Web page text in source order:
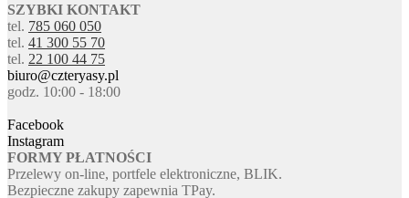
SZYBKI KONTAKT
tel. 785 060 050
tel. 41 300 55 70
tel. 22 100 44 75
biuro@czteryasy.pl
godz. 10:00 - 18:00
Facebook
Instagram
FORMY PŁATNOŚCI
Przelewy on-line, portfele elektroniczne, BLIK.
Bezpieczne zakupy zapewnia TPay.